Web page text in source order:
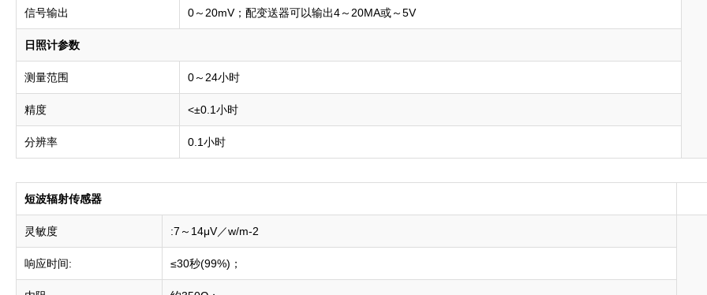
信号输出 0～20mV；配变送器可以输出4～20MA或～5V
日照计参数
测量范围 0～24小时
精度 <±0.1小时
分辨率 0.1小时
短波辐射传感器
灵敏度 :7～14μV／w/m-2
响应时间: ≤30秒(99%)；